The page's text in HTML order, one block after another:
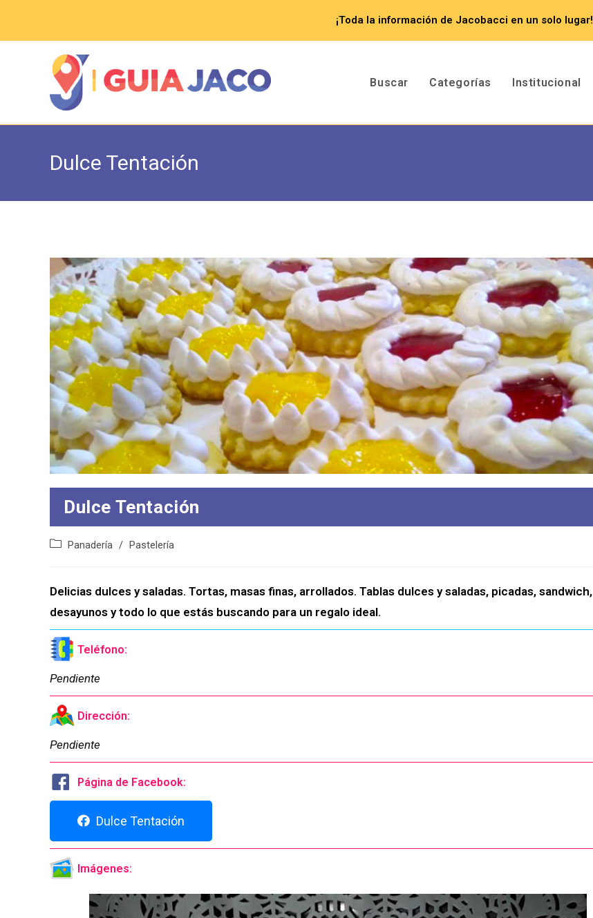
contenido
¡Toda la información de Jacobacci en un solo lugar!
Buscar Categorías Institucional
Dulce Tentación
Dulce Tentación
Categoría
entrada:
Panadería / Pastelería
Delicias dulces y saladas. Tortas, masas finas, arrollados. Tablas dulces y saladas, picadas, sandwich,
desayunos y todo lo que estás buscando para un regalo ideal.
Teléfono:
Pendiente
Dirección:
Pendiente
Página de Facebook:
Dulce Tentación
Imágenes: